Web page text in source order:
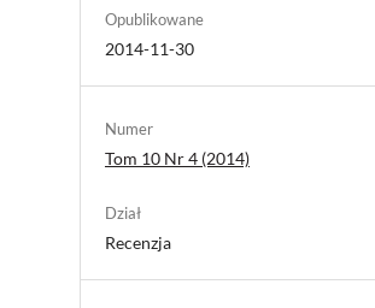
Opublikowane
2014-11-30
Numer
Tom 10 Nr 4 (2014)
Dział
Recenzja